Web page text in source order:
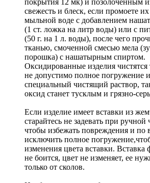
покрытия 12 мк) и позолоченным
свежесть и блеск, если промоете
мыльной воде с добавлением
(1 ст. ложка на литр воды) или с
(50 г. на 1 л. воды), после чего
тканью, смоченной смесью мела
порошка) с нашатырным спиртом.
Оксидированные изделия чистятся
не допустимо полное погружение
специальный чистящий раствор,
оксид станет тусклым и грязно-
Если изделие имеет вставки из
старайтесь не задевать при ручной
чтобы избежать повреждения и по
исключить полное
изменения цвета вставки. Вставка
не боится, цвет не изменяет, ее
только от сколов.